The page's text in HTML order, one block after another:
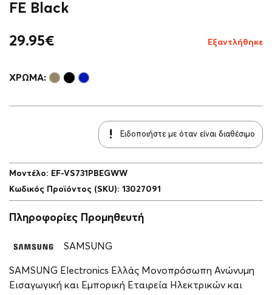
FE Black
29.95€ Εξαντλήθηκε
ΧΡΏΜΑ:
Ειδοποιήστε με όταν είναι διαθέσιμο
Μοντέλο: EF-VS731PBEGWW
Κωδικός Προϊόντος (SKU): 13027091
Πληροφορίες Προμηθευτή
SAMSUNG
SAMSUNG Electronics Ελλάς Μονοπρόσωπη Ανώνυμη
Εισαγωγική και Εμπορική Εταιρεία Ηλεκτρικών και